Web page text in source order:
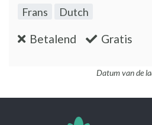
Frans
Dutch
Betalend :nee Gratis
Datum van de